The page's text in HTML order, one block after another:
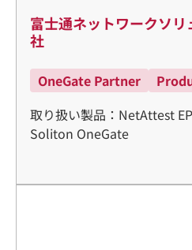
富士通ネットワークソ
社
OneGate Partner
取り扱い製品：NetAttest
Soliton OneGate